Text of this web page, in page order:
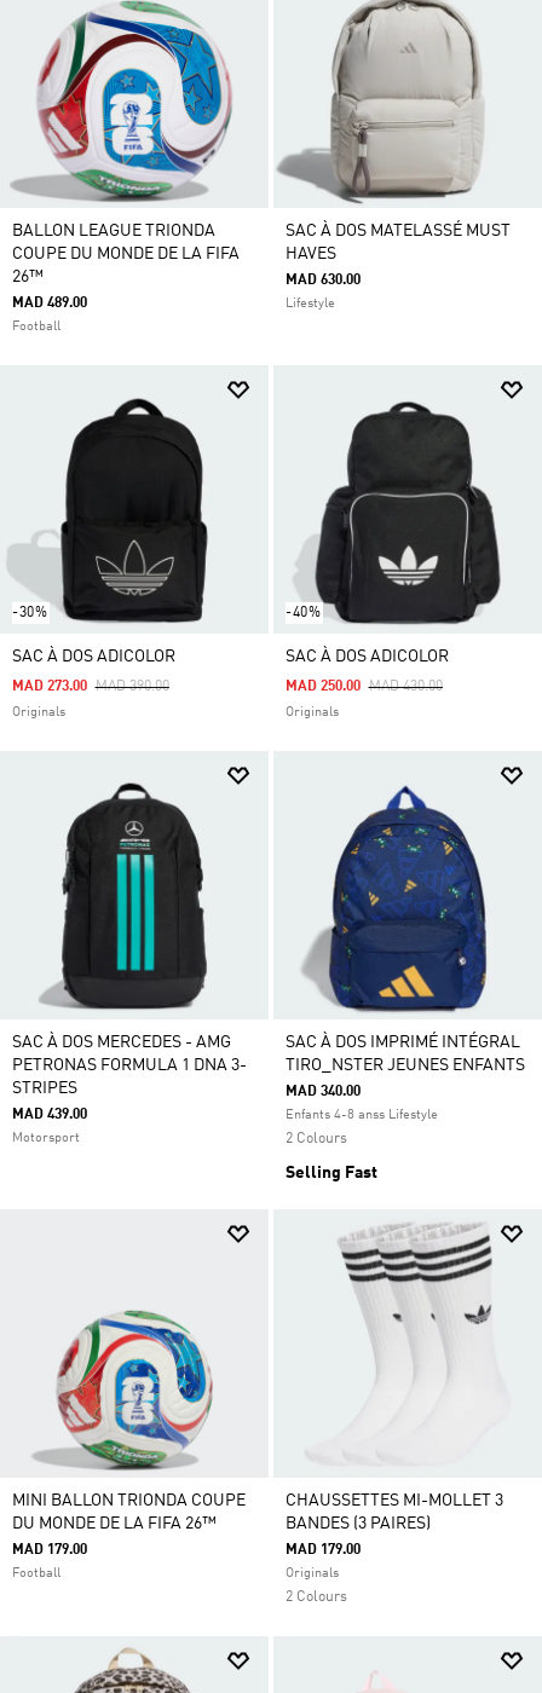
BALLON LEAGUE TRIONDA
COUPE DU MONDE DE LA FIFA
26™
MAD 489.00
Football
SAC À DOS MATELASSÉ MUST
HAVES
MAD 630.00
Lifestyle
-30%
SAC À DOS ADICOLOR
Price Reduced From
MAD 390.00To
MAD 273.00
Originals
-40%
SAC À DOS ADICOLOR
Price Reduced From
MAD 430.00To
MAD 250.00
Originals
SAC À DOS MERCEDES - AMG
PETRONAS FORMULA 1 DNA 3-
STRIPES
MAD 439.00
Motorsport
SAC À DOS IMPRIMÉ INTÉGRAL
TIRO_NSTER JEUNES ENFANTS
MAD 340.00
Enfants 4-8 anss Lifestyle
2 Colours
Selling Fast
MINI BALLON TRIONDA COUPE
DU MONDE DE LA FIFA 26™
MAD 179.00
Football
CHAUSSETTES MI-MOLLET 3
BANDES (3 PAIRES)
MAD 179.00
Originals
2 Colours